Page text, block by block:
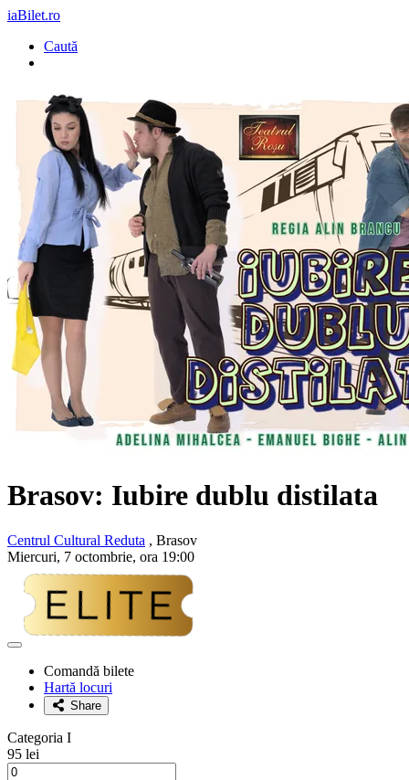
iaBilet.ro
Caută
Brasov: Iubire dublu distilata
Centrul Cultural Reduta , Brasov
Miercuri, 7 octombrie, ora 19:00
Adaugă
favoriteComandă bilete
Hartă locuri
Share
Categoria I
95 lei